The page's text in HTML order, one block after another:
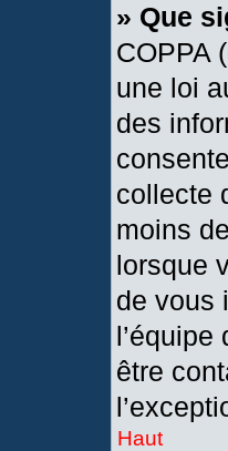
» Que
COPPA
une loi
des
collecte
moins
lorsque
de vous
être
Haut